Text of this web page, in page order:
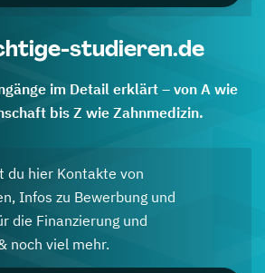
studieren.de
im Detail erklärt – von A wie
bis Z wie Zahnmedizin.
du hier Kontakte von
Infos zu Bewerbung und
die Finanzierung und
noch viel mehr.